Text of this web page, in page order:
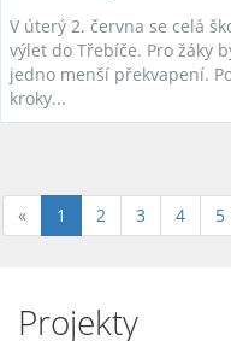
V úterý 2. června se celá
výlet do Třebíče. Pro žáky
jedno menší překvapení.
kroky...
« 1 (aktuální)
2 3 4 5
Projekty